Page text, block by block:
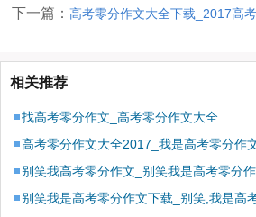
下一篇：高考零分作文大全下载_2017高
相关推荐
找高考零分作文_高考零分作文大全
高考零分作文大全2017_我是高考零分作
别笑我高考零分作文_别笑我是高考零分
别笑我是高考零分作文下载_别笑,我是高